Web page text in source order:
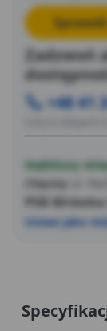
Zadzwoń
+48 41
Najbliższy
Chęciny
PSB
Ustaw jako